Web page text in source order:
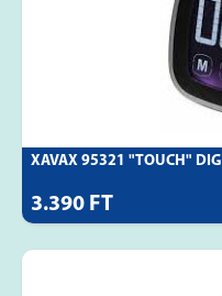
XAVAX 95321 "TOUCH"
3.390 FT